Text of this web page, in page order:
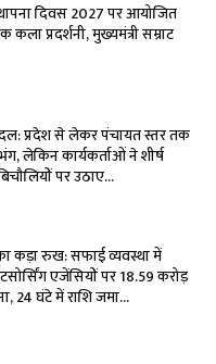
दिवस 2027 पर आयोजित
कला प्रदर्शनी, मुख्यमंत्री सम्राट
प्रदेश से लेकर पंचायत स्तर तक
लेकिन कार्यकर्ताओं ने शीर्ष
पर उठाए...
कड़ा रुख: सफाई व्यवस्था में
एजेंसियों पर ₹18.59 करोड़
24 घंटे में राशि जमा...